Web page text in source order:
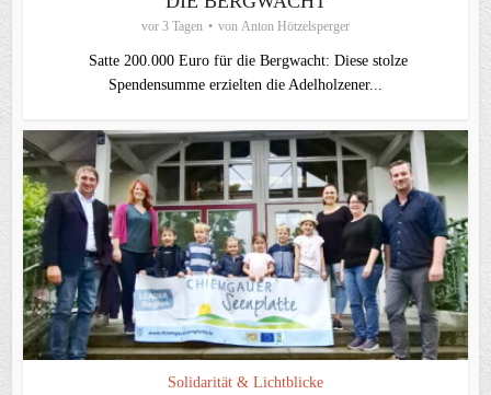
vor 3 Tagen von Anton Hötzelsperger
Satte 200.000 Euro für die Bergwacht: Diese stolze
Spendensumme erzielten die Adelholzener...
Solidarität & Lichtblicke